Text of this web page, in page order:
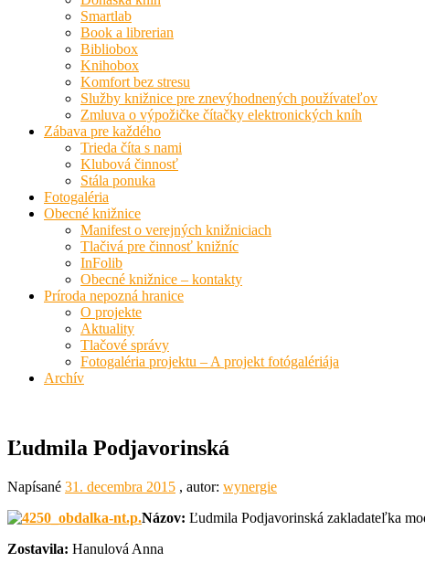
Smartlab
Book a librerian
Bibliobox
Knihobox
Komfort bez stresu
Služby knižnice pre znevýhodnených používateľov
Zmluva o výpožičke čítačky elektronických kníh
Zábava pre každého
Trieda číta s nami
Klubová činnosť
Stála ponuka
Fotogaléria
Obecné knižnice
Manifest o verejných knižniciach
Tlačivá pre činnosť knižníc
InFolib
Obecné knižnice – kontakty
Príroda nepozná hranice
O projekte
Aktuality
Tlačové správy
Fotogaléria projektu – A projekt fotógalériája
Archív
Ľudmila Podjavorinská
Napísané 31. decembra 2015 , autor: wynergie
Názov: Ľudmila Podjavorinská zakladateľka
Zostavila: Hanulová Anna